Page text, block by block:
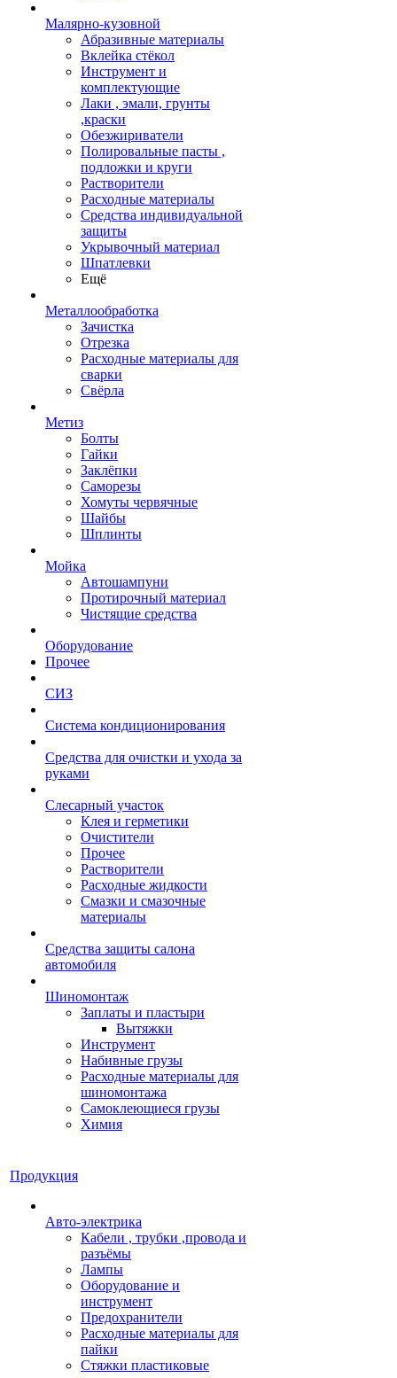
Малярно-кузовной
Абразивные материалы
Вклейка стёкол
Инструмент и
комплектующие
Лаки , эмали, грунты
,краски
Обезжириватели
Полировальные пасты ,
подложки и круги
Растворители
Расходные материалы
Средства индивидуальной
защиты
Укрывочный материал
Шпатлевки
Ещё
Металлообработка
Зачистка
Отрезка
Расходные материалы для
сварки
Свёрла
Метиз
Болты
Гайки
Заклёпки
Саморезы
Хомуты червячные
Шайбы
Шплинты
Мойка
Автошампуни
Протирочный материал
Чистящие средства
Оборудование
Прочее
СИЗ
Система кондиционирования
Средства для очистки и ухода за
руками
Слесарный участок
Клея и герметики
Очистители
Прочее
Растворители
Расходные жидкости
Смазки и смазочные
материалы
Средства защиты салона
автомобиля
Шиномонтаж
Заплаты и пластыри
Вытяжки
Инструмент
Набивные грузы
Расходные материалы для
шиномонтажа
Самоклеющиеся грузы
Химия
Продукция
Авто-электрика
Кабели , трубки ,провода и
разъёмы
Лампы
Оборудование и
инструмент
Предохранители
Расходные материалы для
пайки
Стяжки пластиковые